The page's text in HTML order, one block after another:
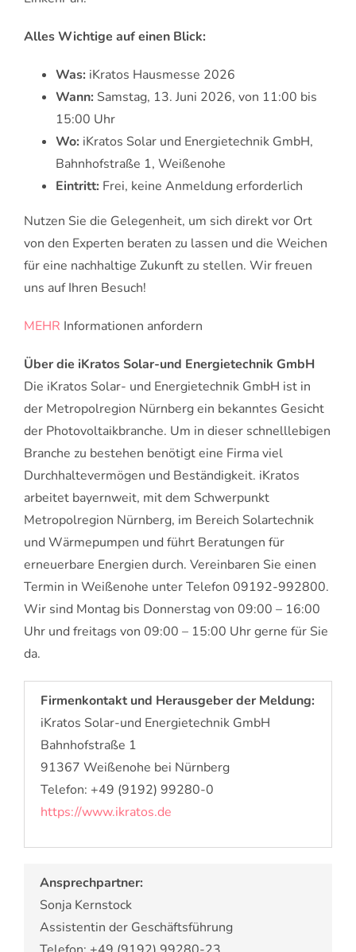
Alles Wichtige auf einen Blick:
Was: iKratos Hausmesse 2026
Wann: Samstag, 13. Juni 2026, von 11:00 bis
15:00 Uhr
Wo: iKratos Solar und Energietechnik GmbH,
Bahnhofstraße 1, Weißenohe
Eintritt: Frei, keine Anmeldung erforderlich
Nutzen Sie die Gelegenheit, um sich direkt vor Ort
von den Experten beraten zu lassen und die Weichen
für eine nachhaltige Zukunft zu stellen. Wir freuen
uns auf Ihren Besuch!
MEHR Informationen anfordern
Über die iKratos Solar-und Energietechnik GmbH
Die iKratos Solar- und Energietechnik GmbH ist in
der Metropolregion Nürnberg ein bekanntes Gesicht
der Photovoltaikbranche. Um in dieser schnelllebigen
Branche zu bestehen benötigt eine Firma viel
Durchhaltevermögen und Beständigkeit. iKratos
arbeitet bayernweit, mit dem Schwerpunkt
Metropolregion Nürnberg, im Bereich Solartechnik
und Wärmepumpen und führt Beratungen für
erneuerbare Energien durch. Vereinbaren Sie einen
Termin in Weißenohe unter Telefon 09192-992800.
Wir sind Montag bis Donnerstag von 09:00 – 16:00
Uhr und freitags von 09:00 – 15:00 Uhr gerne für Sie
da.
Firmenkontakt und Herausgeber der Meldung:
iKratos Solar-und Energietechnik GmbH
Bahnhofstraße 1
91367 Weißenohe bei Nürnberg
Telefon: +49 (9192) 99280-0
https://www.ikratos.de
Ansprechpartner:
Sonja Kernstock
Assistentin der Geschäftsführung